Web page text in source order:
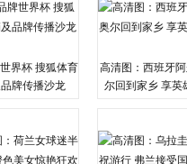
界杯 搜狐体育
牌传播沙龙
高清图：西班牙
尔回到家乡 享英